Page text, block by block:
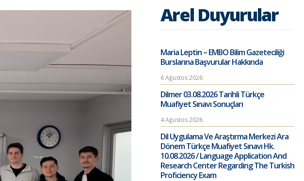
Arel Duyurular
Maria Leptin – EMBO Bilim Gazeteciliği
Burslarına Başvurular Hakkında
6 Ağustos 2026
Dilmer 03.08.2026 Tarihli Türkçe
Muafiyet Sınavı Sonuçları
4 Ağustos 2026
Dil Uygulama Ve Araştırma Merkezi Ara
Dönem Türkçe Muafiyet Sınavı Hk.
10.08.2026 / Language Application And
Research Center Regarding The Turkish
Proficiency Exam